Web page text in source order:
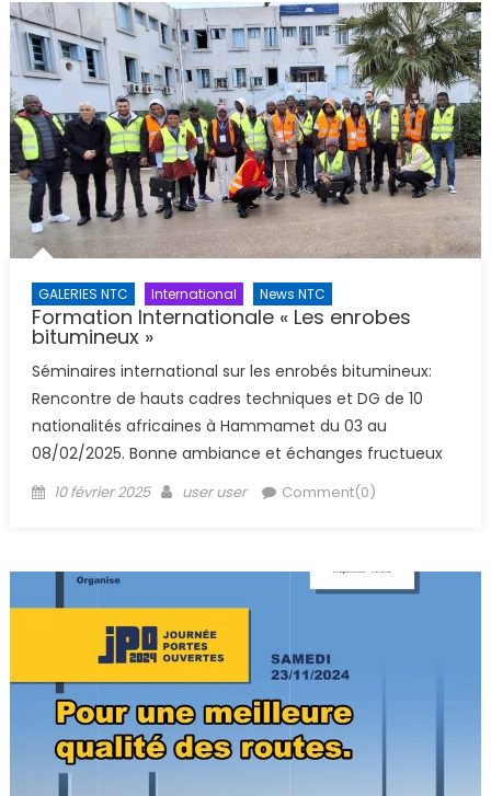
GALERIES NTC International News NTC
Formation Internationale « Les enrobes
bitumineux »
Séminaires international sur les enrobés bitumineux:
Rencontre de hauts cadres techniques et DG de 10
nationalités africaines à Hammamet du 03 au
08/02/2025. Bonne ambiance et échanges fructueux
Posted
10 février 2025 Author
user user Comment(0)